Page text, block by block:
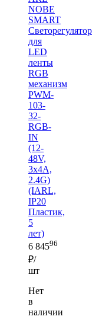
NOBE
SMART
Светорегулятор
для
LED
ленты
RGB
механизм
PWM-
103-
32-
RGB-
IN
(12-
48V,
3x4A,
2.4G)
(IARL,
IP20
Пластик,
5
лет)
6 84596
₽/
шт
Нет
в
наличии